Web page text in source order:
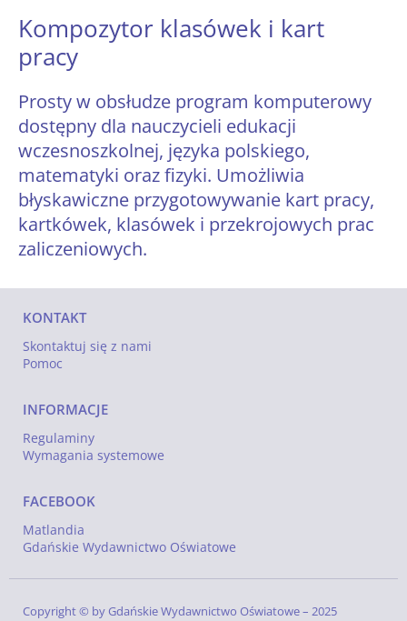
Kompozytor klasówek i kart
pracy
Prosty w obsłudze program komputerowy
dostępny dla nauczycieli edukacji
wczesnoszkolnej, języka polskiego,
matematyki oraz fizyki. Umożliwia
błyskawiczne przygotowywanie kart pracy,
kartkówek, klasówek i przekrojowych prac
zaliczeniowych.
KONTAKT
Skontaktuj się z nami
Pomoc
INFORMACJE
Regulaminy
Wymagania systemowe
FACEBOOK
Matlandia
Gdańskie Wydawnictwo Oświatowe
Copyright © by Gdańskie Wydawnictwo Oświatowe– 2025